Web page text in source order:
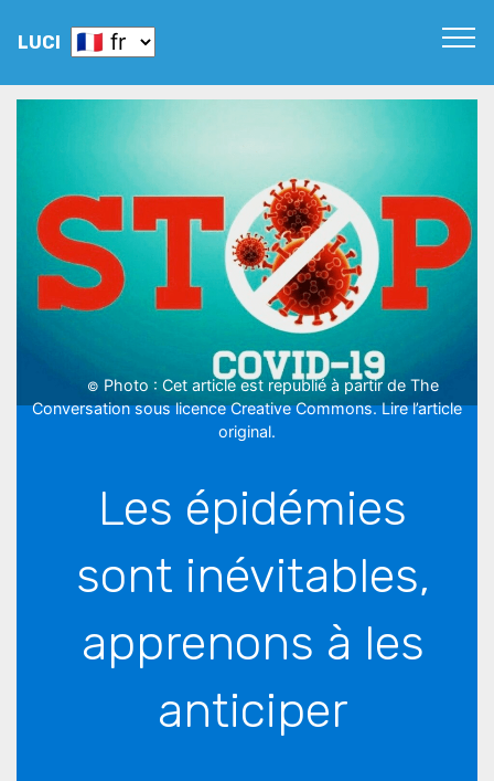
LUCI
© Photo : Cet article est republié à partir de The
Conversation sous licence Creative Commons. Lire l’article
original.
Les épidémies
sont inévitables,
apprenons à les
anticiper